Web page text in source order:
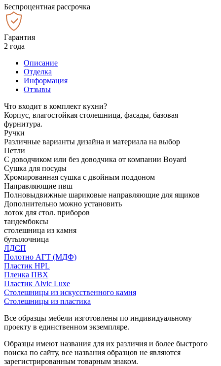
Беспроцентная рассрочка
Гарантия
2 года
Описание
Отделка
Информация
Отзывы
Что входит в комплект кухни?
Корпус, влагостойкая столешница, фасады, базовая
фурнитура.
Ручки
Различные варианты дизайна и материала на выбор
Петли
С доводчиком или без доводчика от компании Boyard
Сушка для посуды
Хромированная сушка с двойным поддоном
Направляющие пвш
Полновыдвижные шариковые направляющие для ящиков
Дополнительно можно установить
лоток для стол. приборов
тандембоксы
столешница из камня
бутылочница
ЛДСП
Полотно АГТ (МДФ)
Пластик HPL
Пленка ПВХ
Пластик Alvic Luxe
Столешницы из искусственного камня
Столешницы из пластика
Все образцы мебели изготовлены по индивидуальному
проекту в единственном экземпляре.
Образцы имеют названия для их различия и более быстрого
поиска по сайту, все названия образцов не являются
зарегистрированным товарным знаком.